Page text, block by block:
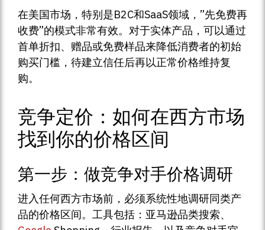
在美国市场，特别是B2C和SaaS领域，”先免费再
收费”的模式非常有效。对于实体产品，可以通过
首单折扣、赠品或免费样品来降低消费者的初始
购买门槛，待建立信任后再以正常价格维持复
购。
竞争定价：如何在西方市场
找到你的价格区间
第一步：做竞争对手价格调研
进入任何西方市场前，必须系统性地调研同类产
品的价格区间。工具包括：亚马逊品类搜索、